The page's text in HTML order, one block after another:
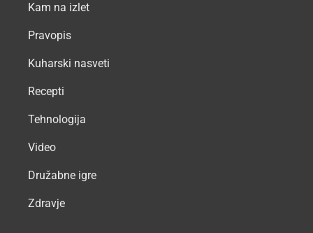
Kam na izlet
Pravopis
Kuharski nasveti
Recepti
Tehnologija
Video
Družabne igre
Zdravje